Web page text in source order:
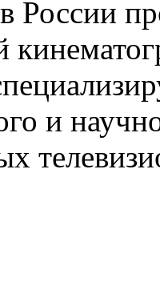
России
и